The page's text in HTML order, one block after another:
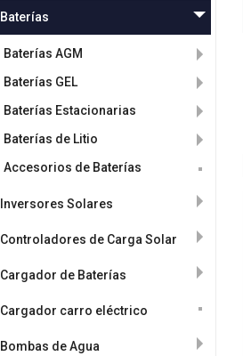
Baterías
Baterías AGM
Baterías GEL
Baterías Estacionarias
Baterías de Litio
Accesorios de Baterías
Inversores Solares
Controladores de Carga Solar
Cargador de Baterías
Cargador carro eléctrico
Bombas de Agua